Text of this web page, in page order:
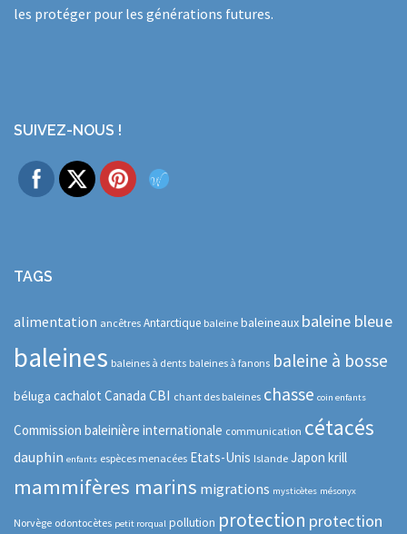
les protéger pour les générations futures.
SUIVEZ-NOUS !
TAGS
alimentation ancêtres Antarctique baleine baleineaux baleine bleue
baleines baleines à dents baleines à fanons baleine à bosse
béluga cachalot Canada CBI chant des baleines chasse coin enfants
Commission baleinière internationale communication cétacés
dauphin enfants espèces menacées Etats-Unis Islande Japon krill
mammifères marins migrations mysticètes mésonyx
Norvège odontocètes petit rorqual pollution protection protection